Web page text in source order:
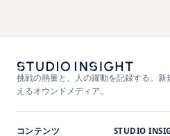
挑戦の熱量と、人の躍動を記録する。
えるオウンドメディア。
コンテンツ STUDIO